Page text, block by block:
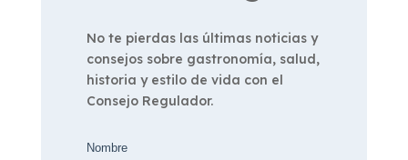
No te pierdas las últimas noticias y
consejos sobre gastronomía, salud,
historia y estilo de vida con el
Consejo Regulador.